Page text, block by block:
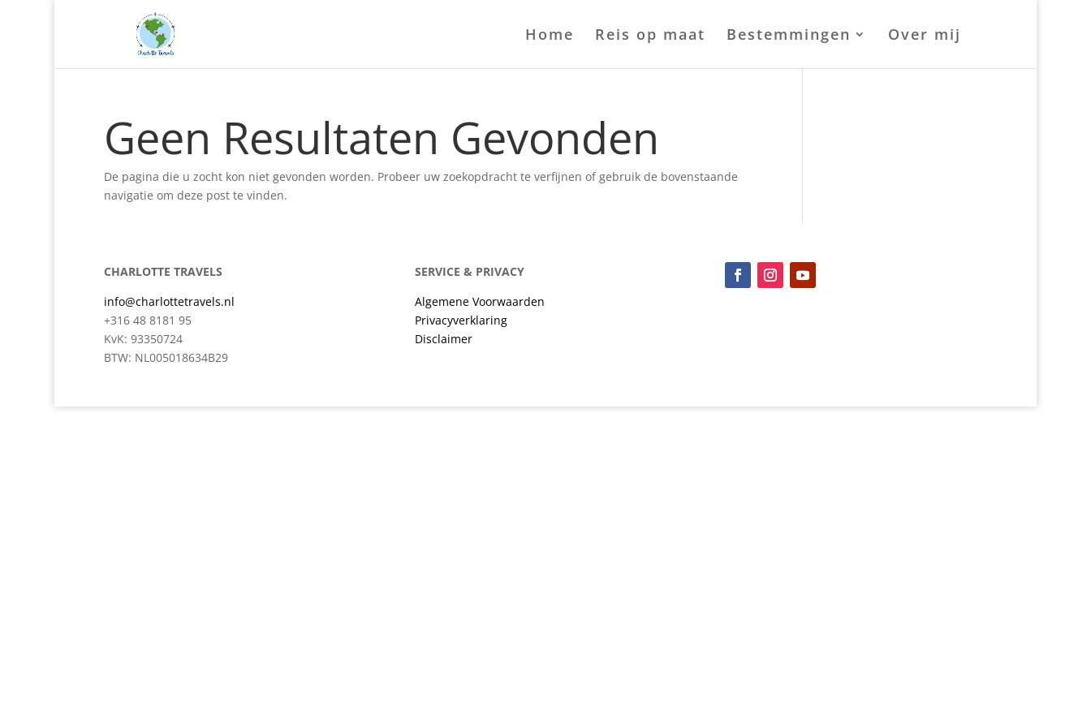
Home Reis op maat Bestemmingen Over mij
Geen Resultaten Gevonden
De pagina die u zocht kon niet gevonden worden. Probeer uw zoekopdracht te verfijnen of gebruik de bovenstaande
navigatie om deze post te vinden.
CHARLOTTE TRAVELS
info@charlottetravels.nl
+316 48 8181 95
KvK: 93350724
BTW: NL005018634B29
SERVICE & PRIVACY
Algemene Voorwaarden
Privacyverklaring
Disclaimer